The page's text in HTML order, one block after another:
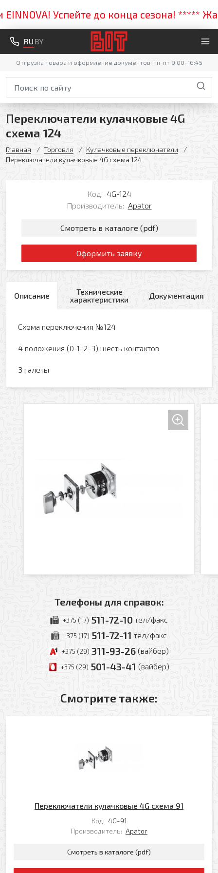
Успейте до конца сезона! *****
RU BY
Отгрузка товара и оформление документов: пн-пт 9:00-16:45
Переключатели кулачковые 4G
схема 124
Главная Торговля
Кулачковые переключатели
Переключатели кулачковые 4G схема 124
Код: 4G-124
Производитель: Apator
Смотреть в каталоге (pdf)
Оформить заявку
Описание
Технические
характеристики
Документация
Схема переключения №124
4 положения (0-1-2-3) шесть контактов
3 галеты
Телефоны для справок:
+375 (17) 511-72-10 тел/факс
+375 (17) 511-72-11 тел/факс
+375 (29) 311-93-26 (вайбер)
+375 (29) 501-43-41 (вайбер)
Смотрите также:
Переключатели кулачковые 4G схема 91
Код: 4G-91
Производитель: Apator
Смотреть в каталоге (pdf)